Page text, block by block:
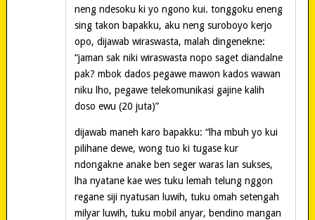
neng ndesoku ki yo ngono kui. tonggoku eneng
sing takon bapakku, aku neng suroboyo kerjo
opo, dijawab wiraswasta, malah dingenekne:
“jaman sak niki wiraswasta nopo saget diandalne
pak? mbok dados pegawe mawon kados wawan
niku lho, pegawe telekomunikasi gajine kalih
doso ewu (20 juta)”
dijawab maneh karo bapakku: “lha mbuh yo kui
pilihane dewe, wong tuo ki tugase kur
ndongakne anake ben seger waras lan sukses,
lha nyatane kae wes tuku lemah telung nggon
regane siji nyatusan luwih, tuku omah setengah
milyar luwih, tuku mobil anyar, bendino mangan